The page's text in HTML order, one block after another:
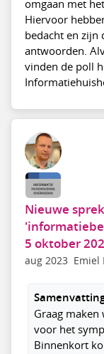
omgaan met
Hiervoor
bedacht en zijn
antwoorden.
vinden de poll
Nieuwe
5 oktober
aug 2023 Emiel
Graag
voor het
Binnenkort